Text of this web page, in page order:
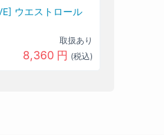
ウエストロール
取扱あり
8,360 円 (税込)